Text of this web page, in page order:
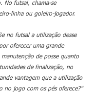
No futsal, chama-se
linha ou goleiro-jogador.
no futsal a utilização desse
oferecer uma grande
de posse quanto
de finalização, no
vantagem que a utilização
no jogo com os pés oferece?"